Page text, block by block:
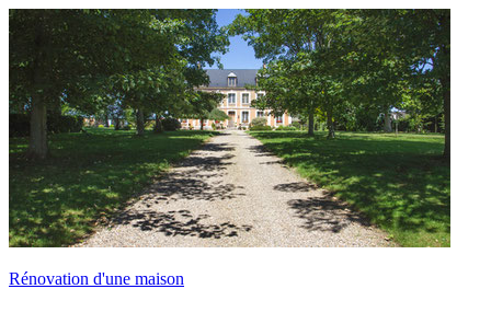
Rénovation d'une maison